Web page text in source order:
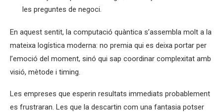
les preguntes de negoci.
En aquest sentit, la computació quàntica s’assembla molt a la
mateixa logística moderna: no premia qui es deixa portar per
l’emoció del moment, sinó qui sap coordinar complexitat amb
visió, mètode i timing.
Les empreses que esperin resultats immediats probablement
es frustraran. Les que la descartin com una fantasia potser